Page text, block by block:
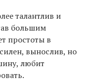
талантлив и
большим
простоты в
вынослив, но
любит